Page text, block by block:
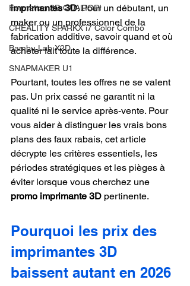
Formation 3D QUALIOPI
CREALITY SPARKX i7 Color Combo
Bambu Lab X2D
SNAPMAKER U1
imprimantes 3D. Pour un débutant, un
maker ou un professionnel de la
fabrication additive, savoir quand et où
acheter fait toute la différence.
Pourtant, toutes les offres ne se valent
pas. Un prix cassé ne garantit ni la
qualité ni le service après-vente. Pour
vous aider à distinguer les vrais bons
plans des faux rabais, cet article
décrypte les critères essentiels, les
périodes stratégiques et les pièges à
éviter lorsque vous cherchez une
promo imprimante 3D pertinente.
Pourquoi les prix des
imprimantes 3D
baissent autant en 2026